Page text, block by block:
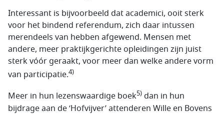
Interessant is bijvoorbeeld dat academici, ooit sterk
voor het bindend referendum, zich daar intussen
merendeels van hebben afgewend. Mensen met
andere, meer praktijkgerichte opleidingen zijn juist
sterk vóór geraakt, voor meer dan welke andere vorm
van participatie.4)
Meer in hun lezenswaardige boek5) dan in hun
bijdrage aan de ‘Hofvijver’ attenderen Wille en Bovens